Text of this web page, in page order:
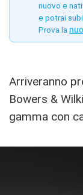
nuovo e
e potrai
Prova la
Arriveranno
Bowers &
gamma con